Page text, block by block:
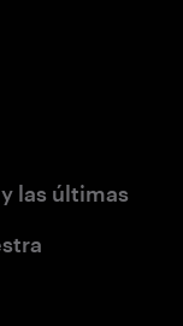
las últimas